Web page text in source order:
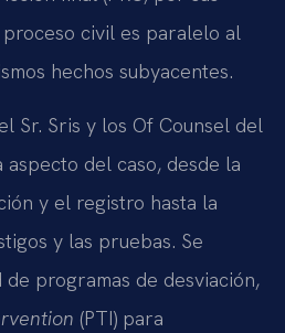
proceso civil es paralelo al
hechos subyacentes.
Sr. Sris y los Of Counsel del
aspecto del caso, desde la
y el registro hasta la
y las pruebas. Se
programas de desviación,
(PTI) para